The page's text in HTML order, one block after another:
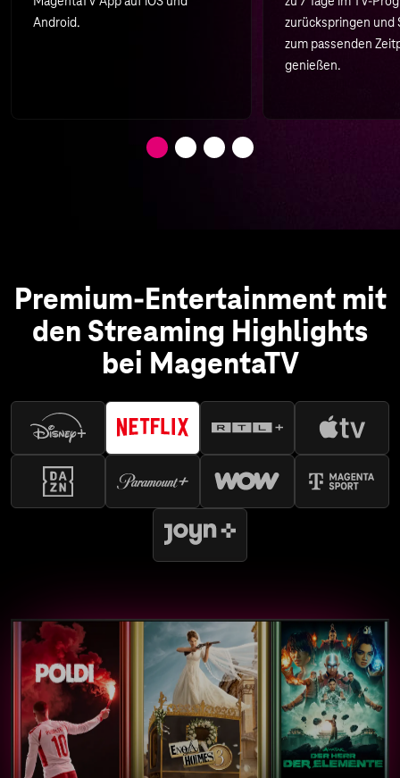
Android.
zurückspringen und
zum passenden
genießen.
Premium-Entertainment mit
den Streaming Highlights
bei MagentaTV